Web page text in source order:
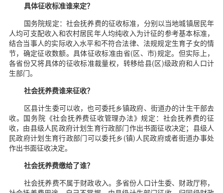
具体征收标准谁来定？
国务院规定：社会抚养费的征收标准，分别以当地城镇居民年
人均可支配收入和农村居民年人均纯收入为计征的参考基本标准，
结合当事人的实际收入水平和不符合法律、法规规定生育子女的情
节，确定征收数额。具体征收标准由省(区、市)规定。但实际上，
各省份又将具体的征收标准裁量权，转移给县(区)级政府和人口计
生部门。
社会抚养费谁来征收？
区县计生委可以收，也可委托乡镇政府、街道办的计生干部去
收。国务院《社会抚养费征收管理办法》规定：社会抚养费的征
收，由县级人民政府计划生育行政部门作出书面征收决定；县级人
民政府计划生育行政部门可以委托乡(镇)人民政府或者街道办事处
作出书面征收决定。
社会抚养费缴给了谁？
社会抚养费不属于财政收入。多省份人口计生委、财政厅称，